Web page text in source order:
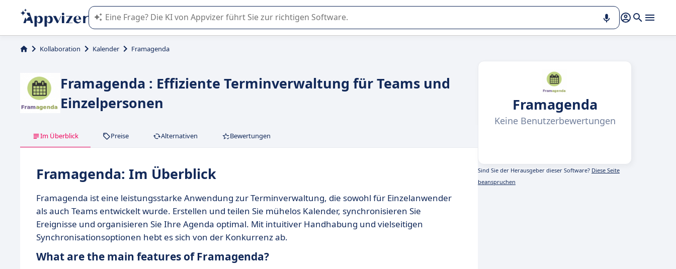
Die KI von Appvizer führt Sie bei der Nutzung oder Auswahl von SaaS-Software in Unternehmen.
Kollaboration Kalender Framagenda
Framagenda : Effiziente Terminverwaltung für Teams und
Einzelpersonen
Im Überblick Preise Alternativen Bewertungen
Framagenda: Im Überblick
Framagenda ist eine leistungsstarke Anwendung zur Terminverwaltung, die sowohl für Einzelanwender
als auch Teams entwickelt wurde. Erstellen und teilen Sie mühelos Kalender, synchronisieren Sie
Ereignisse und organisieren Sie Ihre Agenda optimal. Mit intuitiver Handhabung und vielseitigen
Synchronisationsoptionen hebt es sich von der Konkurrenz ab.
What are the main features of Framagenda?
Framagenda
Keine Benutzerbewertungen
Sind Sie der Herausgeber dieser Software? Diese Seite
beanspruchen